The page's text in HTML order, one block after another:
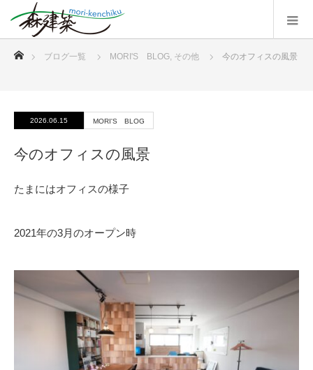
ブログ一覧 MORI'S BLOG, その他 今のオフィスの風景
2026.06.15 MORI'S BLOG
今のオフィスの風景
たまにはオフィスの様子
2021年の3月のオープン時